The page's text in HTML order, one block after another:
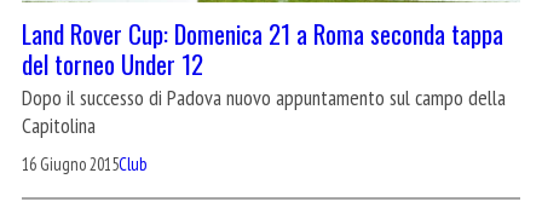
Land Rover Cup: Domenica 21 a Roma seconda tappa
del torneo Under 12
Dopo il successo di Padova nuovo appuntamento sul campo della
Capitolina
16 Giugno 2015Club